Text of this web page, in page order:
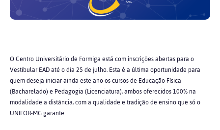
O Centro Universitário de Formiga está com inscrições abertas para o
Vestibular EAD até o dia 25 de julho. Esta é a última oportunidade para
quem deseja iniciar ainda este ano os cursos de Educação Física
(Bacharelado) e Pedagogia (Licenciatura), ambos oferecidos 100% na
modalidade a distância, com a qualidade e tradição de ensino que só o
UNIFOR-MG garante.